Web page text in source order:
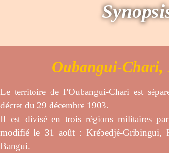
Oubangui-Chari,
Le territoire de l’Oubangui-Chari est
décret du 29 décembre 1903.
Il est divisé en trois régions militaires
modifié le 31 août : Krébedjé-Gribingui,
Bangui.